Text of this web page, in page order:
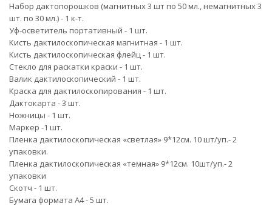
Набор дактопорошков (магнитных 3 шт по 50 мл., немагнитных 3
шт. по 30 мл.) - 1 к-т.
Уф-осветитель портативный - 1 шт.
Кисть дактилоскопическая магнитная - 1 шт.
Кисть дактилоскопическая флейц - 1 шт.
Стекло для раскатки краски - 1 шт.
Валик дактилоскопический - 1 шт.
Краска для дактилоскопирования - 1 шт.
Дактокарта - 3 шт.
Ножницы - 1 шт.
Маркер -1 шт.
Пленка дактилоскопическая «светлая» 9*12см. 10 шт/уп.- 2
упаковки.
Пленка дактилоскопическая «темная» 9*12см. 10шт/уп.- 2
упаковки
Скотч - 1 шт.
Бумага формата А4 - 5 шт.